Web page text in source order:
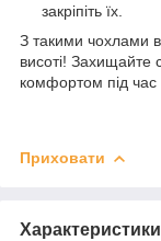
закріпіть їх.
З такими чохлами
висоті! Захищайте
комфортом під час
Приховати
Характеристики